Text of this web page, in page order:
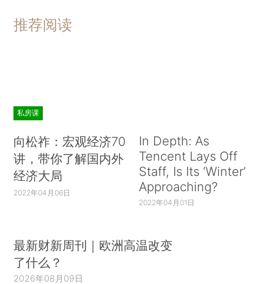
推荐阅读
私房课
向松祚：宏观经济70
讲，带你了解国内外
经济大局
2022年04月06日
In Depth: As
Tencent Lays Off
Staff, Is Its ‘Winter’
Approaching?
2022年04月01日
最新财新周刊｜欧洲高温改变
了什么？
2026年08月09日